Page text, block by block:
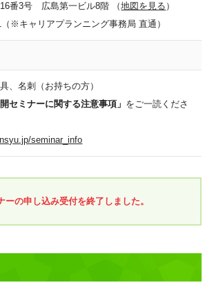
番3号 広島第一ビル8階 （地図を見る ）
※キャリアプランニング事務局 直通）
、名刺（お持ちの方）
開セミナーに関する注意事項」 をご一読くださ
seminar_info
ーの申し込み受付を終了しました。